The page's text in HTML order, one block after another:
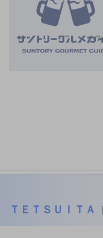
ＴＥＴＳＵＩＴＡ